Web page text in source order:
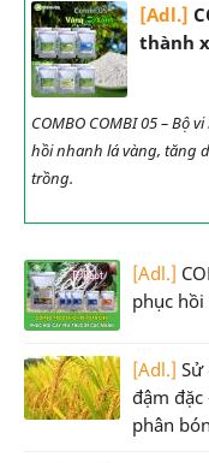
[Adl.]
thành
COMBO COMBI 05 –
hồi nhanh lá vàng, tăng
trồng.
[Adl.]
phục hồi
[Adl.] Sử
đậm
phân bón